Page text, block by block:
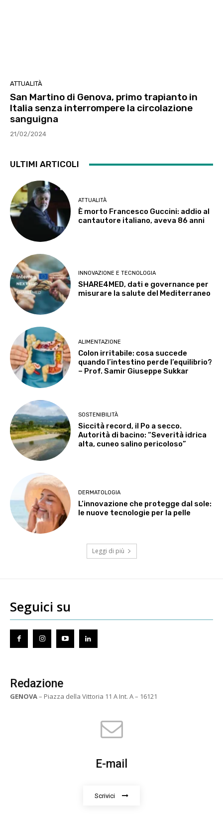
ATTUALITÀ
San Martino di Genova, primo trapianto in
Italia senza interrompere la circolazione
sanguigna
21/02/2024
ULTIMI ARTICOLI
ATTUALITÀ
È morto Francesco Guccini: addio al
cantautore italiano, aveva 86 anni
INNOVAZIONE E TECNOLOGIA
SHARE4MED, dati e governance per
misurare la salute del Mediterraneo
ALIMENTAZIONE
Colon irritabile: cosa succede
quando l’intestino perde l’equilibrio?
– Prof. Samir Giuseppe Sukkar
SOSTENIBILITÀ
Siccità record, il Po a secco.
Autorità di bacino: “Severità idrica
alta, cuneo salino pericoloso”
DERMATOLOGIA
L’innovazione che protegge dal sole:
le nuove tecnologie per la pelle
Leggi di più
Seguici su
Redazione
GENOVA– Piazza della Vittoria 11 A Int. A – 16121
E-mail
Scrivici